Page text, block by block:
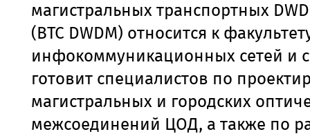
магистральных транспортных
(ВТС DWDM) относится к
инфокоммуникационных сетей и
готовит специалистов по
магистральных и городских
межсоединений ЦОД, а также по